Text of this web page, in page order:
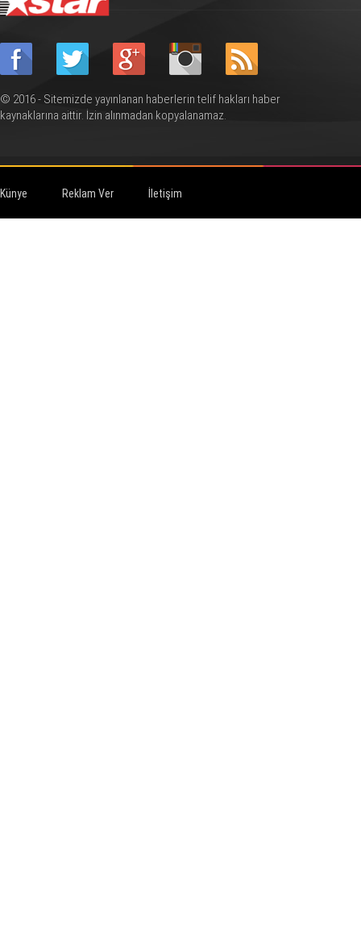
© 2016 - Sitemizde yayınlanan haberlerin telif hakları haber
kaynaklarına aittir. İzin alınmadan kopyalanamaz.
Künye Reklam Ver İletişim